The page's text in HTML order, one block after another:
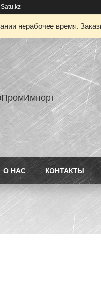
нерабочее время.
О НАС КОНТАКТЫ